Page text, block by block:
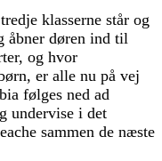
klasserne står og
åbner døren ind til
og hvor
er alle nu på vej
følges ned ad
undervise i det
sammen de næste